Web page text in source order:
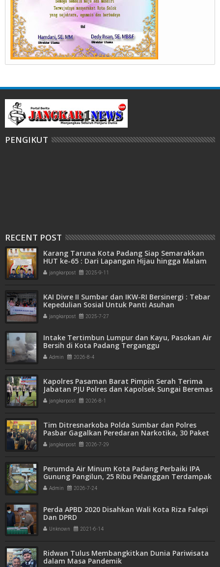
PENGIKUT
RECENT POST
Karang Taruna Kota Padang Siap Semarakkan
HUT ke-65 : Dari Lapangan Hijau hingga Malam
Kebersamaan
jangkarpost 2025-9-11
KAI Divre II Sumbar dan IKW-RI Bersinergi : Tebar
Kepedulian Sosial Untuk Panti Asuhan
jangkarpost 2025-7-27
Intake Tertimbun Lumpur dan Kayu, Pasokan Air
Bersih di Kota Padang Terganggu
Admin 2026-8-4
Kapolres Pasaman Barat Pimpin Serah Terima
Jabatan PJU Polres dan Kapolsek Sungai Beremas
jangkarpost 2026-8-1
Tim Ditresnarkoba Polda Sumbar dan Polres
Pasbar Gagalkan Peredaran Narkotika, 30 Paket
Ganja Kering Siap Edar Disita
jangkarpost 2026-7-29
Perumda Air Minum Kota Padang Perbaiki IPA
Gunung Pangilun, 25 Ribu Pelanggan Terdampak
Penyesuaian
Admin 2026-7-24
Perda APBD 2020 Disahkan Wali Kota Riza Falepi
Dan DPRD
Unknown 2021-6-14
Ridwan Tulus Membangkitkan Dunia Pariwisata
dalam Masa Pandemik